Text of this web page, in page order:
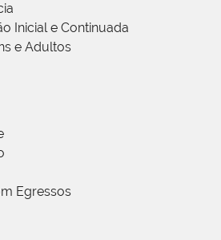
Inicial e Continuada
e Adultos
Egressos